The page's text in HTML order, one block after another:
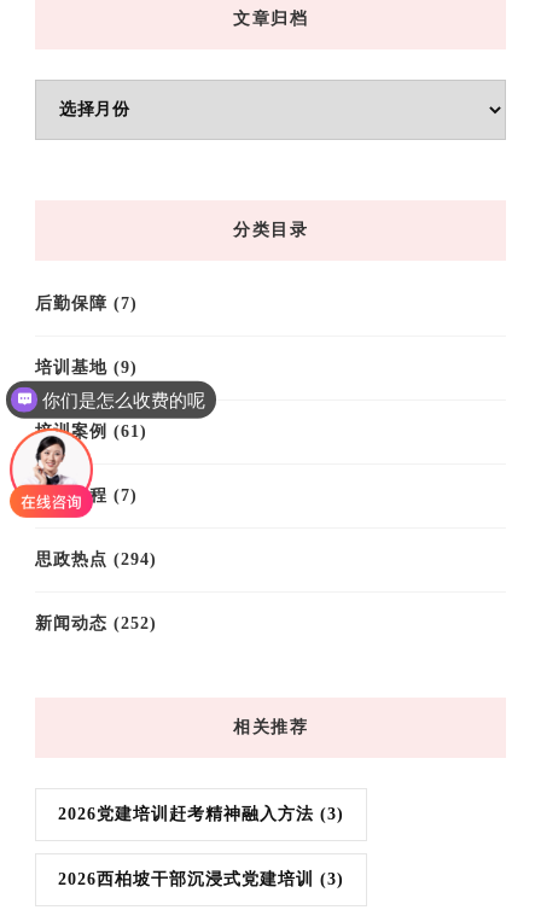
文章归档
章
分类目录
后勤保障 (7)
培训基地 (9)
培训案例 (61)
培训课程 (7)
思政热点 (294)
新闻动态 (252)
相关推荐
2026党建培训赶考精神融入方法 (3)
2026西柏坡干部沉浸式党建培训 (3)
你们是怎么收费的呢